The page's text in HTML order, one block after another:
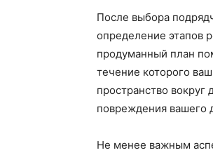
После выбора
определение этапов
продуманный план
течение которого
пространство
повреждения вашего
Не менее важным